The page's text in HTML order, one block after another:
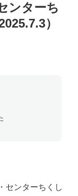
ンターち
）
センターちくし